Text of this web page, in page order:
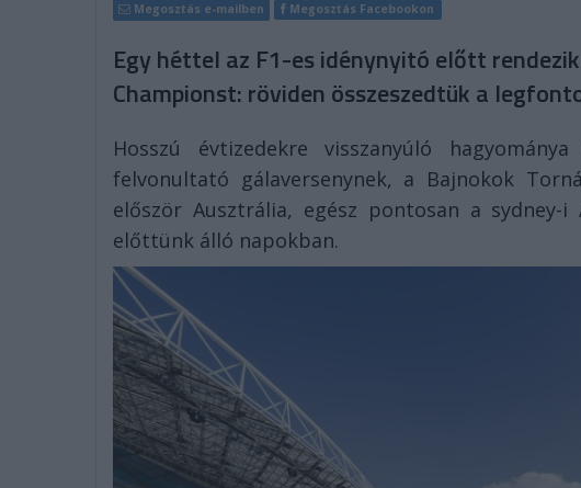
Megosztás e-mailben Megosztás Facebookon
Egy héttel az F1-es idénynyitó előtt
Championst: röviden összeszedtük a
Hosszú évtizedekre visszanyúló
felvonultató gálaversenynek, a Bajnokok
először Ausztrália, egész pontosan a
előttünk álló napokban.